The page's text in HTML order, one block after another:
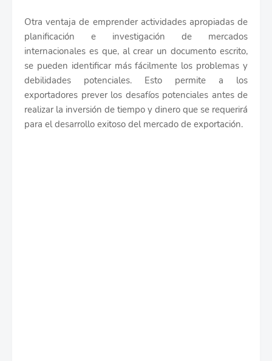
Otra ventaja de emprender actividades apropiadas de
planificación e investigación de mercados
internacionales es que, al crear un documento escrito,
se pueden identificar más fácilmente los problemas y
debilidades potenciales. Esto permite a los
exportadores prever los desafíos potenciales antes de
realizar la inversión de tiempo y dinero que se requerirá
para el desarrollo exitoso del mercado de exportación.